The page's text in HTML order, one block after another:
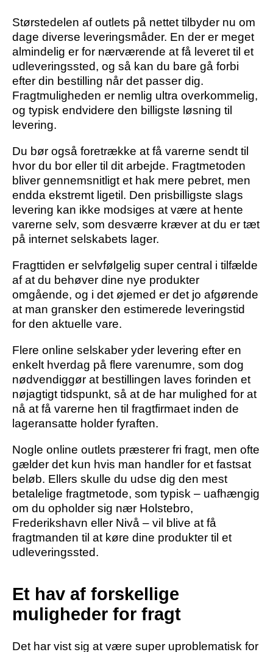
Størstedelen af outlets på nettet tilbyder nu om
dage diverse leveringsmåder. En der er meget
almindelig er for nærværende at få leveret til et
udleveringssted, og så kan du bare gå forbi
efter din bestilling når det passer dig.
Fragtmuligheden er nemlig ultra overkommelig,
og typisk endvidere den billigste løsning til
levering.
Du bør også foretrække at få varerne sendt til
hvor du bor eller til dit arbejde. Fragtmetoden
bliver gennemsnitligt et hak mere pebret, men
endda ekstremt ligetil. Den prisbilligste slags
levering kan ikke modsiges at være at hente
varerne selv, som desværre kræver at du er tæt
på internet selskabets lager.
Fragttiden er selvfølgelig super central i tilfælde
af at du behøver dine nye produkter
omgående, og i det øjemed er det jo afgørende
at man gransker den estimerede leveringstid
for den aktuelle vare.
Flere online selskaber yder levering efter en
enkelt hverdag på flere varenumre, som dog
nødvendiggør at bestillingen laves forinden et
nøjagtigt tidspunkt, så at de har mulighed for at
nå at få varerne hen til fragtfirmaet inden de
lageransatte holder fyraften.
Nogle online outlets præsterer fri fragt, men ofte
gælder det kun hvis man handler for et fastsat
beløb. Ellers skulle du udse dig den mest
betalelige fragtmetode, som typisk – uafhængig
om du opholder sig nær Holstebro,
Frederikshavn eller Nivå – vil blive at få
fragtmanden til at køre dine produkter til et
udleveringssted.
Et hav af forskellige
muligheder for fragt
Det har vist sig at være super uproblematisk for